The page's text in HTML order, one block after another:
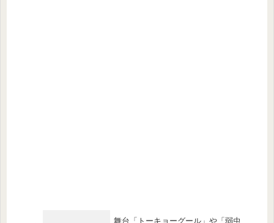
舞台「トーキョーグール」や「弱虫